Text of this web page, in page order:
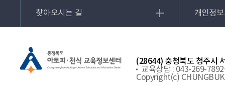
찾아오시는 길 개인정
(28644) 충청북도 청주시
교육상담 : 043-269-
Copyright(c)